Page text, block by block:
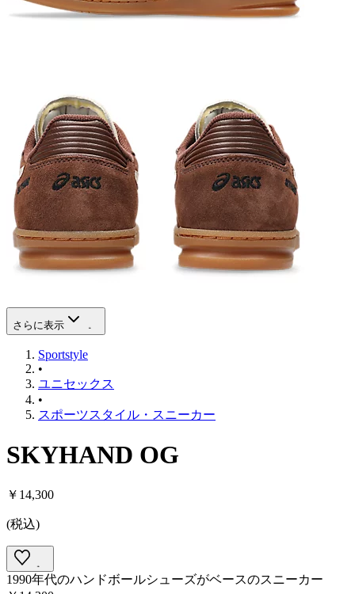
さらに表示
Sportstyle
•
ユニセックス
•
スポーツスタイル・スニーカー
SKYHAND OG
￥14,300
(税込)
1990年代のハンドボールシューズがベースのスニーカー